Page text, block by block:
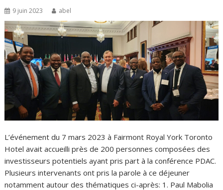
9 juin 2023 abel
L’événement du 7 mars 2023 à Fairmont Royal York Toronto
Hotel avait accueilli près de 200 personnes composées des
investisseurs potentiels ayant pris part à la conférence PDAC.
Plusieurs intervenants ont pris la parole à ce déjeuner
notamment autour des thématiques ci-après: 1. Paul Mabolia